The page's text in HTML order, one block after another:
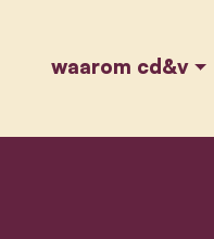
waarom cd&v